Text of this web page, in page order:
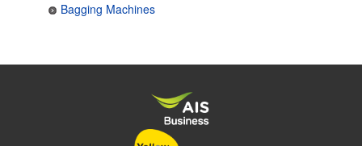
Bagging Machines